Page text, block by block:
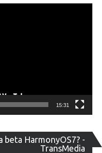
15:31
beta HarmonyOS7? -
TransMedia
de